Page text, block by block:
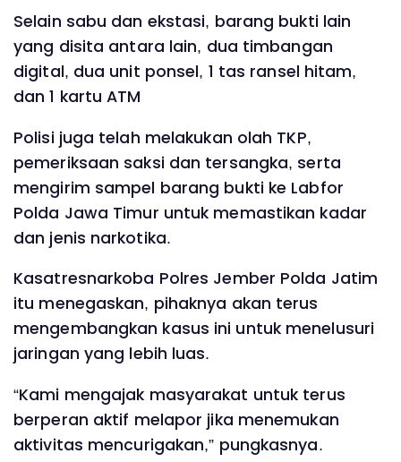
Selain sabu dan ekstasi, barang bukti lain
yang disita antara lain, dua timbangan
digital, dua unit ponsel, 1 tas ransel hitam,
dan 1 kartu ATM
Polisi juga telah melakukan olah TKP,
pemeriksaan saksi dan tersangka, serta
mengirim sampel barang bukti ke Labfor
Polda Jawa Timur untuk memastikan kadar
dan jenis narkotika.
Kasatresnarkoba Polres Jember Polda Jatim
itu menegaskan, pihaknya akan terus
mengembangkan kasus ini untuk menelusuri
jaringan yang lebih luas.
“Kami mengajak masyarakat untuk terus
berperan aktif melapor jika menemukan
aktivitas mencurigakan,” pungkasnya.